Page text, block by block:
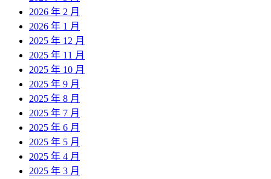
2026 年 2 月
2026 年 1 月
2025 年 12 月
2025 年 11 月
2025 年 10 月
2025 年 9 月
2025 年 8 月
2025 年 7 月
2025 年 6 月
2025 年 5 月
2025 年 4 月
2025 年 3 月